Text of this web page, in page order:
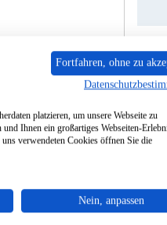
Fortfahren, ohne zu
platzieren, um unsere Webseite zu
Ihnen ein großartiges Webseiten-
verwendeten Cookies öffnen Sie die
Nein, anpassen